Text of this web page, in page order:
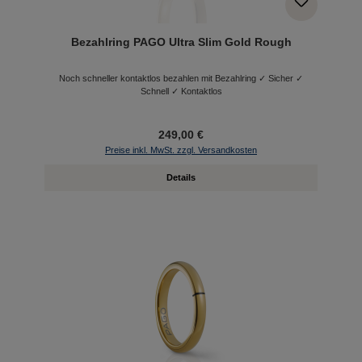
Bezahlring PAGO Ultra Slim Gold Rough
Noch schneller kontaktlos bezahlen mit Bezahlring ✓ Sicher ✓
Schnell ✓ Kontaktlos
249,00 €
Preise inkl. MwSt. zzgl. Versandkosten
Details